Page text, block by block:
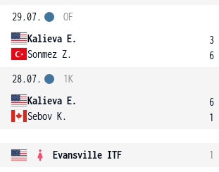
29.07.
Kalieva E.
Sonmez Z.
OF
3
6
28.07.
Kalieva E.
Sebov K.
1K
6
1
Evansville ITF 1